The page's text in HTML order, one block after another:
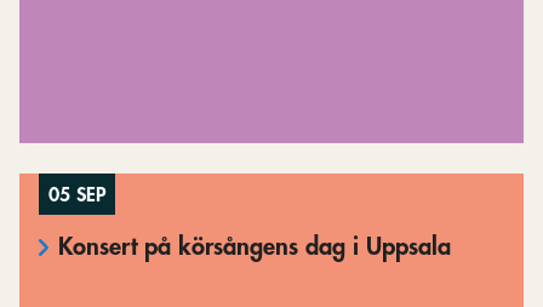
05 SEP
Konsert på körsångens dag i Uppsala